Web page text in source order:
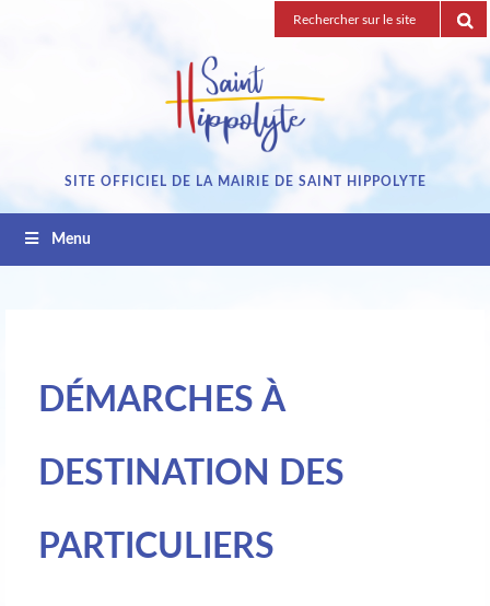
Recherche
pour
SITE OFFICIEL DE LA MAIRIE DE SAINT HIPPOLYTE
Menu
DÉMARCHES À
DESTINATION DES
PARTICULIERS